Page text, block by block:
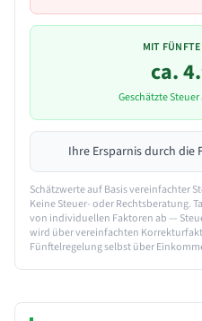
MIT
ca.
Geschätzte
Ihre Ersparnis durch die
Schätzwerte auf Basis vereinfachter
Keine Steuer- oder Rechtsberatung.
von individuellen Faktoren ab —
wird über vereinfachten
Fünftelregelung selbst über